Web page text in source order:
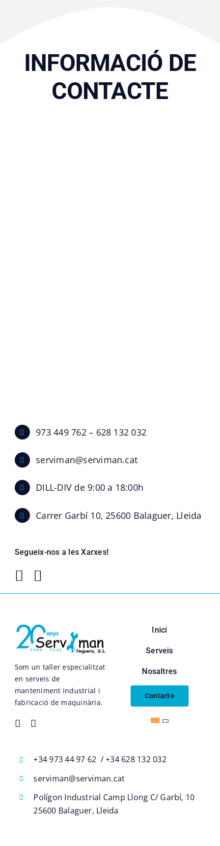
INFORMACIÓ DE
CONTACTE
973 449 762 – 628 132 032
serviman@serviman.cat
DILL-DIV de 9:00 a 18:00h
Carrer Garbí 10, 25600 Balaguer, Lleida
Segueix-nos a les Xarxes!
Som un taller especialitzat
en serveis de
manteniment industrial i
fabricació de maquinària.
Inici
Serveis
Nosaltres
Contacte
+34 973 44 97 62 / +34 628 132 032
serviman@serviman.cat
Polígon Industrial Camp Llong C/ Garbí, 10
25600 Balaguer, Lleida